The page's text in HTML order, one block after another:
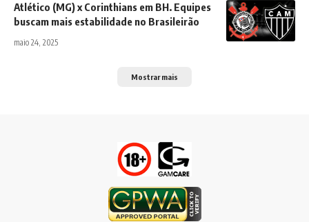
Atlético (MG) x Corinthians em BH. Equipes
buscam mais estabilidade no Brasileirão
maio 24, 2025
Mostrar mais